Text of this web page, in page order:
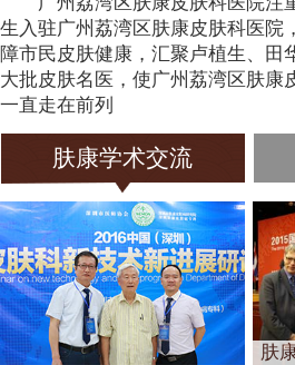
生入驻广州荔湾区肤康皮肤科医院
障市民皮肤健康，汇聚卢植生、田
大批皮肤名医，使广州荔湾区肤康
一直走在前列
肤康学术交流
肤